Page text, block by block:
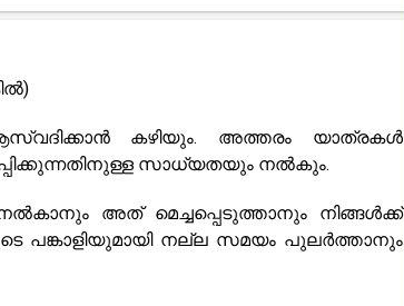
കഴിയും. അത്തരം യാത്രകൾ
സാധ്യതയും നൽകും.
അത് മെച്ചപ്പെടുത്താനും നിങ്ങൾക്ക്
പങ്കാളിയുമായി നല്ല സമയം പുലർത്താനും